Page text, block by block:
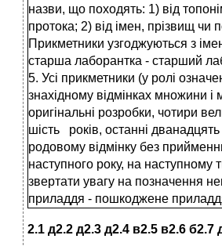
назви, що походять: 1) від
протока; 2) від імен, прізвищ
Прикметники узгоджуються з
старша лаборантка - старший
5. Усі прикметники (у ролі
знахідному відмінках множини
оригінальні розробки, чотири
шість років, останні
родовому відмінку без
наступного року, на наступному
звертати увагу на позначення
приладдя - пошкоджене
2.1 д2.2 д2.3 д2.4 в2.5 в2.6 б2.7